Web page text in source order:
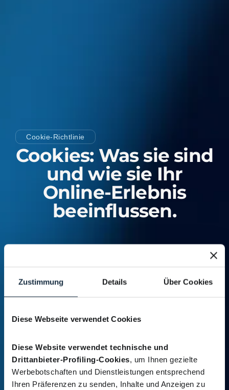
Zustimmung Details Über Cookies
Diese Webseite verwendet Cookies
Diese Website verwendet technische und
Drittanbieter-Profiling-Cookies, um Ihnen gezielte
Werbebotschaften und Dienstleistungen entsprechend
Ihren Präferenzen zu senden, Inhalte und Anzeigen zu
Cookie-Richtlinie
Cookies: Was sie sind
und wie sie Ihr
Online-Erlebnis
beeinflussen.